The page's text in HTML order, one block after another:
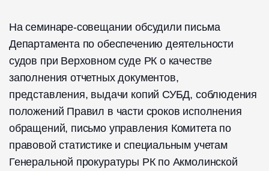
На семинаре-совещании обсудили письма
Департамента по обеспечению деятельности
судов при Верховном суде РК о качестве
заполнения отчетных документов,
представления, выдачи копий СУБД, соблюдения
положений Правил в части сроков исполнения
обращений, письмо управления Комитета по
правовой статистике и специальным учетам
Генеральной прокуратуры РК по Акмолинской